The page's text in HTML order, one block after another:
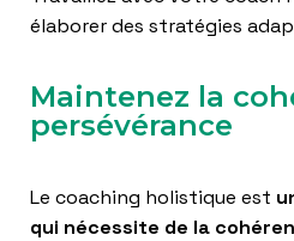
élaborer des stratégies
Maintenez la
persévérance
Le coaching holistique est
qui nécessite de la